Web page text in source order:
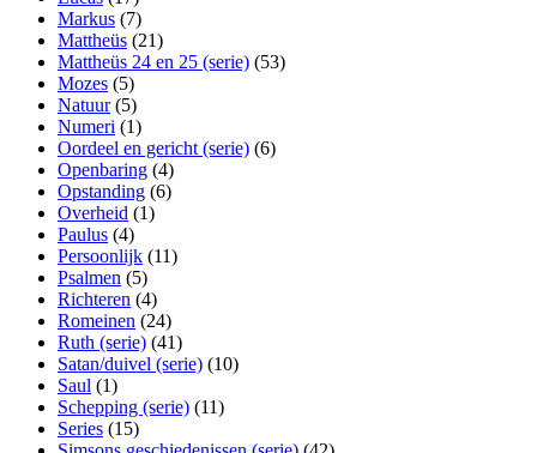
Markus (7)
Mattheüs (21)
Mattheüs 24 en 25 (serie) (53)
Mozes (5)
Natuur(5)
Numeri (1)
Oordeel en gericht (serie) (6)
Openbaring (4)
Opstanding (6)
Overheid (1)
Paulus (4)
Persoonlijk (11)
Psalmen (5)
Richteren (4)
Romeinen (24)
Ruth (serie) (41)
Satan/duivel (serie) (10)
Saul (1)
Schepping (serie) (11)
Series (15)